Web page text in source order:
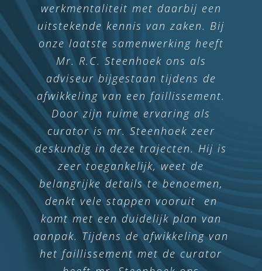
werkmentaliteit met daarbij een
uitstekende kennis van zaken. Bij
onze laatste samenwerking heeft
Mr. R.C. Steenhoek ons als
adviseur bijgestaan tijdens de
afwikkeling van een faillissement.
Door zijn ruime ervaring als
curator is mr. Steenhoek zeer
deskundig in deze trajecten. Hij is
zeer toegankelijk, weet de
belangrijke details te benoemen,
denkt vele stappen vooruit en
komt met een duidelijk plan van
aanpak. Tijdens de afwikkeling van
het faillissement met de curator
praktische en binnen een zeer
korte periode opgelost. Hij had
altijd zijn volledige aandacht voor
mijn verhaal. Het is op een zeer
nette manier afgehandeld. De
samenwerking was perfect!
Met alle dank aan de heer
Steenhoek.
Ton Hameeteman